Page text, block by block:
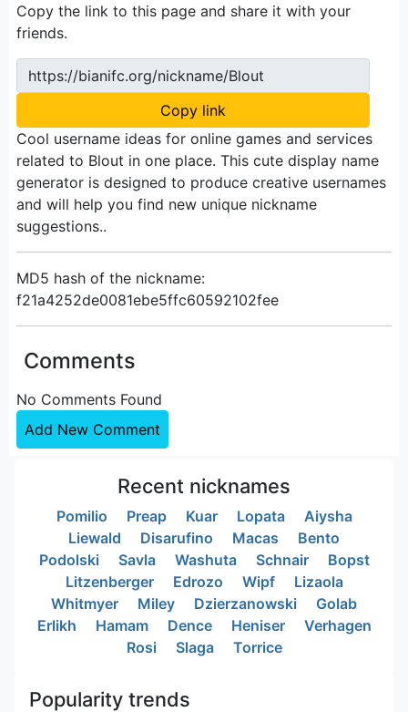
Copy the link to this page and share it with your
friends.
https://bianifc.org/nickname/Blout
Copy link
Cool username ideas for online games and services
related to Blout in one place. This cute display name
generator is designed to produce creative usernames
and will help you find new unique nickname
suggestions..
MD5 hash of the nickname:
f21a4252de0081ebe5ffc60592102fee
Comments
No Comments Found
Add New Comment
Recent nicknames
Pomilio Preap Kuar Lopata
Aiysha
Liewald
Disarufino Macas
Bento
Podolski
Savla Washuta Schnair
Bopst
Litzenberger
Edrozo Wipf
Lizaola
Whitmyer
Miley Dzierzanowski
Golab
Erlikh
Hamam Dence Heniser
Verhagen
Rosi
Slaga Torrice
Popularity trends